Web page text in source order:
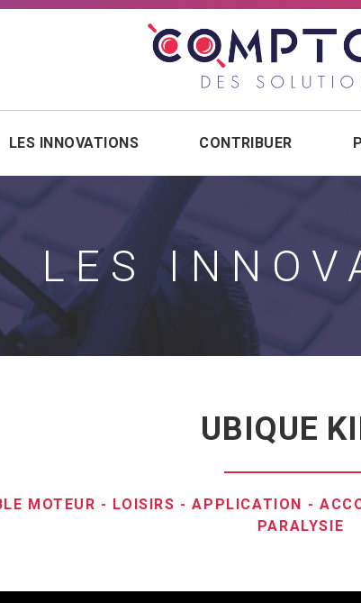
LES INNOVATIONS CONTRIBUER
LES
UBIQUE
MOTEUR - LOISIRS -APPLICATION -
PARALYSIE